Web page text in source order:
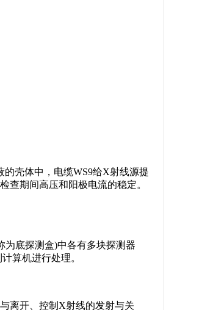
壳体中，电缆WS9给X射线源提
查期间高压和阳极电流的稳定。
为底探测盒)中各有多块探测器
算机进行处理。
离开、控制X射线的发射与关